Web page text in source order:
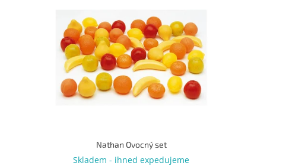
Nathan Ovocný set
Skladem - ihned expedujeme